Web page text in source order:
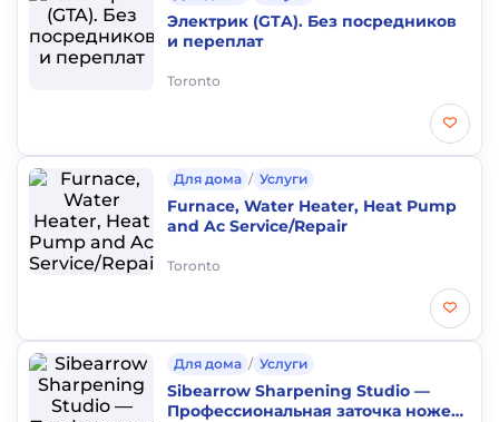
Электрик (GTA). Без посредников
и переплат
Toronto
Для дома / Услуги
Furnace, Water Heater, Heat Pump
and Ac Service/Repair
Toronto
Для дома / Услуги
Sibearrow Sharpening Studio —
Профессиональная заточка ножей